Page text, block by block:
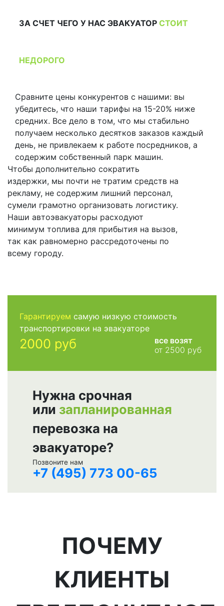
ЗА СЧЕТ ЧЕГО У НАС ЭВАКУАТОР СТОИТ
НЕДОРОГО
Сравните цены конкурентов с нашими: вы
убедитесь, что наши тарифы на 15-20% ниже
средних. Все дело в том, что мы стабильно
получаем несколько десятков заказов каждый
день, не привлекаем к работе посредников, а
содержим собственный парк машин.
Чтобы дополнительно сократить
издержки, мы почти не тратим средств на
рекламу, не содержим лишний персонал,
сумели грамотно организовать логистику.
Наши автоэвакуаторы расходуют
минимум топлива для прибытия на вызов,
так как равномерно рассредоточены по
всему городу.
Гарантируем самую низкую стоимость
транспортировки на эвакуаторе
2000 руб
все возят
от 2500 руб
Нужна срочная
или запланированная
перевозка на
эвакуаторе?
Позвоните нам
+7 (495) 773 00-65
ПОЧЕМУ
КЛИЕНТЫ